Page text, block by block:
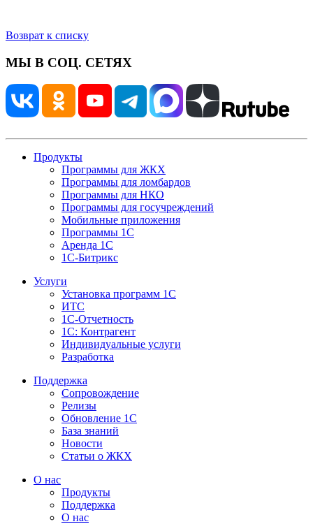
Возврат к списку
МЫ В СОЦ. СЕТЯХ
Продукты
Программы для ЖКХ
Программы для ломбардов
Программы для НКО
Программы для госучреждений
Мобильные приложения
Программы 1С
Аренда 1С
1С-Битрикс
Услуги
Установка программ 1С
ИТС
1С-Отчетность
1С: Контрагент
Индивидуальные услуги
Разработка
Поддержка
Сопровождение
Релизы
Обновление 1С
База знаний
Новости
Статьи о ЖКХ
О нас
Продукты
Поддержка
О нас